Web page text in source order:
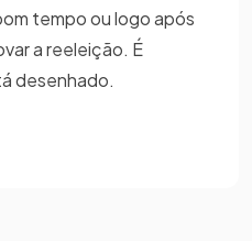
tempo ou logo após
a reeleição. É
desenhado.